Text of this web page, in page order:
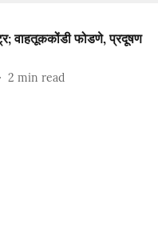
वाहतूककोंडी फोडणे, प्रदूषण
2 min read